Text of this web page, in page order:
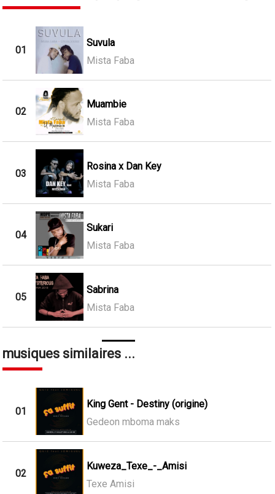
01
Suvula
Mista Faba
02
Muambie
Mista Faba
03
Rosina x Dan Key
Mista Faba
04
Sukari
Mista Faba
05
Sabrina
Mista Faba
musiques similaires ...
01
King Gent - Destiny (origine)
Gedeon mboma maks
02
Kuweza_Texe_-_Amisi
Texe Amisi